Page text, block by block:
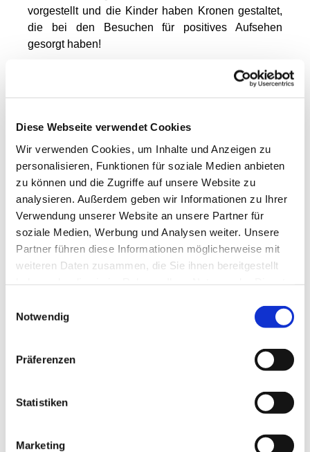
Diese Webseite verwendet Cookies
Wir verwenden Cookies, um Inhalte und Anzeigen zu
personalisieren, Funktionen für soziale Medien anbieten
zu können und die Zugriffe auf unsere Website zu
analysieren. Außerdem geben wir Informationen zu Ihrer
Verwendung unserer Website an unsere Partner für
soziale Medien, Werbung und Analysen weiter. Unsere
Partner führen diese Informationen möglicherweise mit
weiteren Daten zusammen, die Sie ihnen bereitgestellt
Notwendig
Präferenzen
Statistiken
Marketing
vorgestellt und die Kinder haben Kronen gestaltet,
die bei den Besuchen für positives Aufsehen
gesorgt haben!
Die ersten Touren wurden schon Ende Dezember
unternommen. Erfreulicherweise wurden wieder
Sternsinger weiträumig um Grimmen - Demmin -
Orten, in 30 Haushalten, im Gertraudenstift, im
Carisatt-Laden und auch die Mitarbeitenden und
Besucher des Demminer Rathauses stehen unter
Gottes Segen.
Allen haben die fleißigen Könige von den Anliegen
der 67. Spendenaktion berichtet. Mit den
Geldgaben werden verschiedene Projekte
unterstützt, die Kindern ein Umfeld schaffen, in
erfahren und sie sie auch (er-)leben können: Recht
auf gesunde Ernährung, auf Mitbestimmung, auf
Gesundheit, auf Bildung. Alles, was für unsere
Kinder und Jugendlichen selbstverständlich ist,
haben diese Anliegen großzügig unterstützt.
Ein herzliches Dankeschön gilt aber auch den